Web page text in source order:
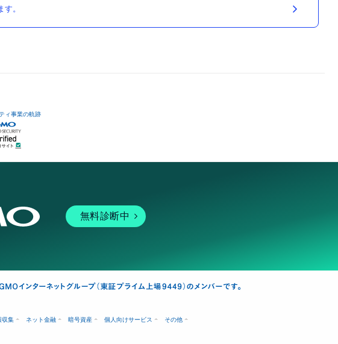
。
ィ事業の軌跡
無料診断中
収集 ネット金融 暗号資産 個人向けサービス その他